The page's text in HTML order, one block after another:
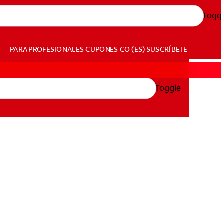
PARA PROFESIONALESCUPONES CO (ES) SUSCRÍBETE
Toggle